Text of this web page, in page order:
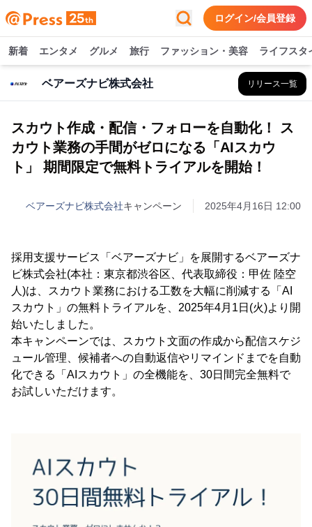
ログイン/会員登録
新着 エンタメ グルメ 旅行 ファッション・美容 ライフスタ
ベアーズナビ株式会社 リリース一覧
スカウト作成・配信・フォローを自動化！ ス
カウト業務の手間がゼロになる「AIスカウ
ト」 期間限定で無料トライアルを開始！
ベアーズナビ株式会社キャンペーン 2025年4月16日 12:00
採用支援サービス「ベアーズナビ」を展開するベアーズナ
ビ株式会社(本社：東京都渋谷区、代表取締役：甲佐 陸空
人)は、スカウト業務における工数を大幅に削減する「AI
スカウト」の無料トライアルを、2025年4月1日(火)より開
始いたしました。
本キャンペーンでは、スカウト文面の作成から配信スケジ
ュール管理、候補者への自動返信やリマインドまでを自動
化できる「AIスカウト」の全機能を、30日間完全無料で
お試しいただけます。